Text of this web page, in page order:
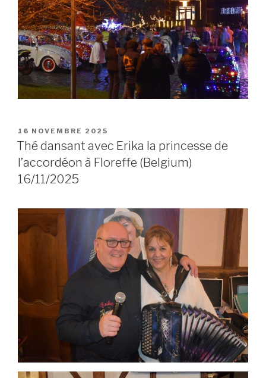
POSTED
ON
16 NOVEMBRE 2025
Thé dansant avec Erika la princesse de
l’accordéon à Floreffe (Belgium)
16/11/2025